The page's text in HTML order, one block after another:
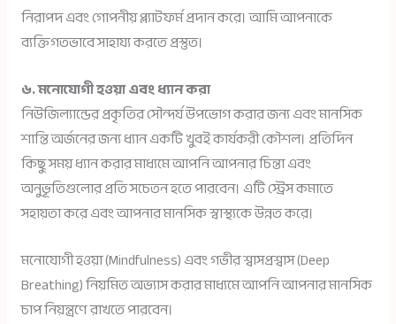
নিরাপদ এবং গোপনীয় প্ল্যাটফর্ম প্রদান করে। আমি আপনাকে
ব্যক্তিগতভাবে সাহায্য করতে প্রস্তুত।
৬. মনোযোগী হওয়া এবং ধ্যান করা
নিউজিল্যান্ডের প্রকৃতির সৌন্দর্য উপভোগ করার জন্য এবং মানসিক
শান্তি অর্জনের জন্য ধ্যান একটি খুবই কার্যকরী কৌশল। প্রতিদিন
কিছু সময় ধ্যান করার মাধ্যমে আপনি আপনার চিন্তা এবং
অনুভূতিগুলোর প্রতি সচেতন হতে পারবেন। এটি স্ট্রেস কমাতে
সহায়তা করে এবং আপনার মানসিক স্বাস্থ্যকে উন্নত করে।
মনোযোগী হওয়া (Mindfulness) এবং গভীর শ্বাসপ্রশ্বাস (Deep
Breathing) নিয়মিত অভ্যাস করার মাধ্যমে আপনি আপনার মানসিক
চাপ নিয়ন্ত্রণে রাখতে পারবেন।